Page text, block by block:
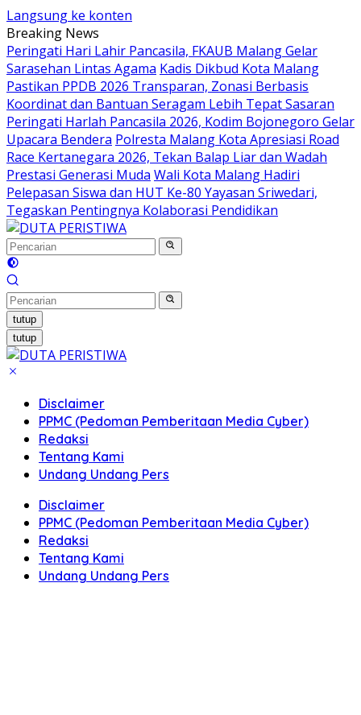
Langsung ke konten
Breaking News
Peringati Hari Lahir Pancasila, FKAUB Malang Gelar
Sarasehan Lintas Agama Kadis Dikbud Kota Malang
Pastikan PPDB 2026 Transparan, Zonasi Berbasis
Koordinat dan Bantuan Seragam Lebih Tepat Sasaran
Peringati Harlah Pancasila 2026, Kodim Bojonegoro Gelar
Upacara Bendera Polresta Malang Kota Apresiasi Road
Race Kertanegara 2026, Tekan Balap Liar dan Wadah
Prestasi Generasi Muda Wali Kota Malang Hadiri
Pelepasan Siswa dan HUT Ke-80 Yayasan Sriwedari,
Tegaskan Pentingnya Kolaborasi Pendidikan
tutup
tutup
Disclaimer
PPMC (Pedoman Pemberitaan Media Cyber)
Redaksi
Tentang Kami
Undang Undang Pers
Disclaimer
PPMC (Pedoman Pemberitaan Media Cyber)
Redaksi
Tentang Kami
Undang Undang Pers